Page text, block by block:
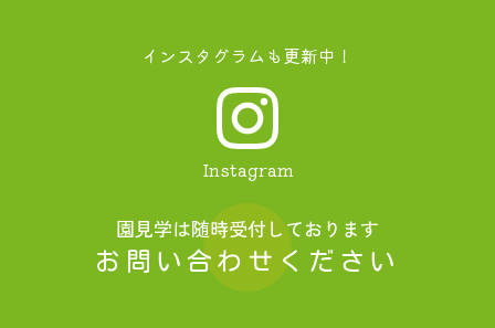
インスタグラムも更新中！
Instagram
園見学は随時受付しております
お問い合わせください